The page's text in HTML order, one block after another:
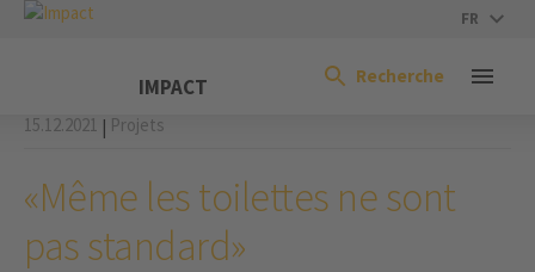
FR
IMPACT Recherche
15.12.2021 | Projets
«Même les toilettes ne sont
pas standard»